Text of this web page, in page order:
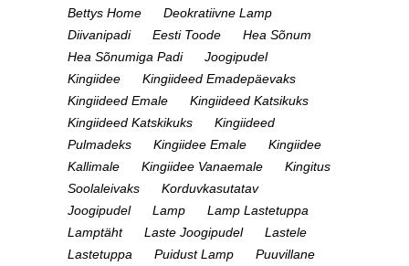
Bettys Home
Deokratiivne Lamp
Diivanipadi
Eesti Toode
Hea Sõnum
Hea Sõnumiga Padi
Joogipudel
Kingiidee
Kingiideed Emadepäevaks
Kingiideed Emale
Kingiideed Katsikuks
Kingiideed Katskikuks
Kingiideed
Pulmadeks
Kingiidee Emale
Kingiidee
Kallimale
Kingiidee Vanaemale
Kingitus
Soolaleivaks
Korduvkasutatav
Joogipudel
Lamp
Lamp Lastetuppa
Lamptäht
Laste Joogipudel
Lastele
Lastetuppa
Puidust Lamp
Puuvillane